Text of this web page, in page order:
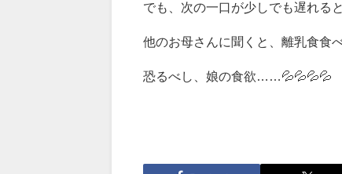
でも、次の一口が少しでも遅れる
他のお母さんに聞くと、離乳食
恐るべし、娘の食欲……💦💦💦💦